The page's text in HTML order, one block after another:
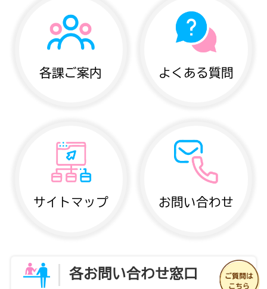
各課ご案内 よくある質問
サイトマップ お問い合わせ
各お問い合わせ窓口